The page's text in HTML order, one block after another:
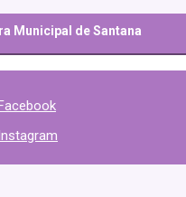
Municipal de Santana